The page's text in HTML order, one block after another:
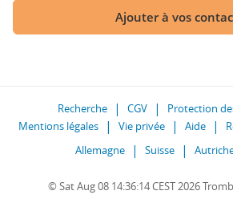
Ajouter à vos
Recherche CGV
Protection
Mentions légales
Vie privée Aide
Allemagne
Suisse
© Sat Aug 08 14:36:14 CEST 2026